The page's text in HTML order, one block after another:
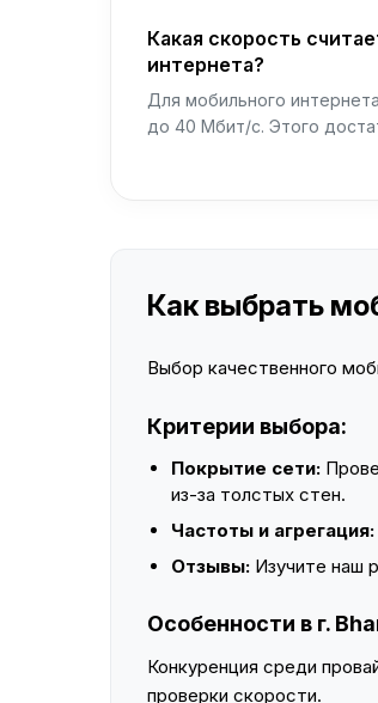
Какая скорость
интернета?
Для мобильного
до 40 Мбит/с. Этого
Как выбрать
Выбор качественного
Критерии выбора:
Покрытие сети:
из-за толстых стен.
Частоты и агрегация:
Отзывы: Изучите наш
Особенности в г.
Конкуренция среди
проверки скорости.